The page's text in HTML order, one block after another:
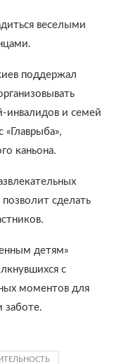
веселыми
поддержал
инвалидов и семей
каньона.
сделать
детям»
с
моментов для
заботе.